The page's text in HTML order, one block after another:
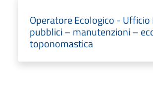
Operatore Ecologico - Ufficio
pubblici – manutenzioni –
toponomastica